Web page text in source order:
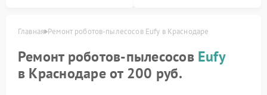
Главная Ремонт роботов-пылесосов Eufy в Краснодаре
Ремонт роботов-пылесосов Eufy
в Краснодаре от 200 руб.